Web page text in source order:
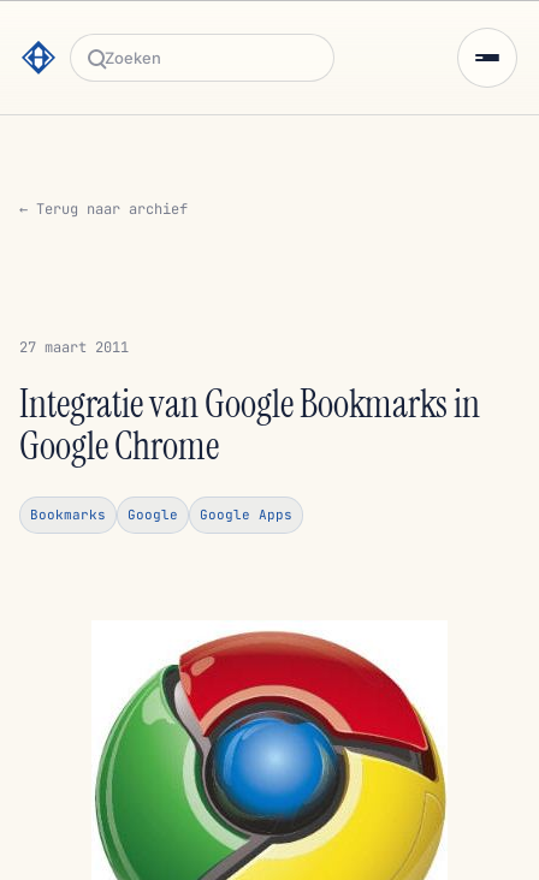
Zoeken
← Terug naar archief
27 maart 2011
Integratie van Google Bookmarks in
Google Chrome
Bookmarks Google Google Apps